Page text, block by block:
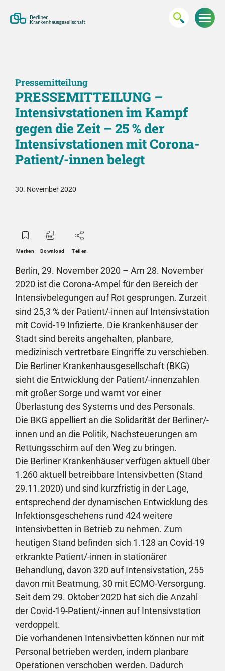
Pressemitteilung
PRESSEMITTEILUNG –
Intensivstationen im Kampf
gegen die Zeit – 25 % der
Intensivstationen mit Corona-
Patient/-innen belegt
30. November 2020
Merken Download Teilen
Berlin, 29. November 2020 – Am 28. November
2020 ist die Corona-Ampel für den Bereich der
Intensivbelegungen auf Rot gesprungen. Zurzeit
sind 25,3 % der Patient/-innen auf Intensivstation
mit Covid-19 Infizierte. Die Krankenhäuser der
Stadt sind bereits angehalten, planbare,
medizinisch vertretbare Eingriffe zu verschieben.
Die Berliner Krankenhausgesellschaft (BKG)
sieht die Entwicklung der Patient/-innenzahlen
mit großer Sorge und warnt vor einer
Überlastung des Systems und des Personals.
Die BKG appelliert an die Solidarität der Berliner/-
innen und an die Politik, Nachsteuerungen am
Rettungsschirm auf den Weg zu bringen.
Die Berliner Krankenhäuser verfügen aktuell über
1.260 aktuell betreibbare Intensivbetten (Stand
29.11.2020) und sind kurzfristig in der Lage,
entsprechend der dynamischen Entwicklung des
Infektionsgeschehens rund 424 weitere
Intensivbetten in Betrieb zu nehmen. Zum
heutigen Stand befinden sich 1.128 an Covid-19
erkrankte Patient/-innen in stationärer
Behandlung, davon 320 auf Intensivstation, 255
davon mit Beatmung, 30 mit ECMO-Versorgung.
Seit dem 29. Oktober 2020 hat sich die Anzahl
der Covid-19-Patient/-innen auf Intensivstation
verdoppelt.
Die vorhandenen Intensivbetten können nur mit
Personal betrieben werden, indem planbare
Operationen verschoben werden. Dadurch